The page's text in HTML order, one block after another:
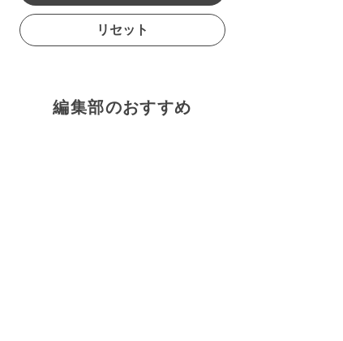
リセット
編集部のおすすめ